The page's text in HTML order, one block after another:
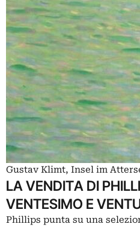
Gustav Klimt, Insel im
LA VENDITA DI
VENTESIMO E
Phillips punta su una